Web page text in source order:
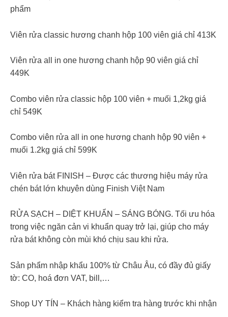
phẩm
Viên rửa classic hương chanh hộp 100 viên giá chỉ 413K
Viên rửa all in one hương chanh hộp 90 viên giá chỉ
449K
Combo viên rửa classic hộp 100 viên + muối 1,2kg giá
chỉ 549K
Combo viên rửa all in one hương chanh hộp 90 viên +
muối 1.2kg giá chỉ 599K
Viên rửa bát FINISH – Được các thương hiệu máy rửa
chén bát lớn khuyên dùng Finish Việt Nam
RỬA SẠCH – DIỆT KHUẨN – SÁNG BÓNG. Tối ưu hóa
trong việc ngăn cản vi khuẩn quay trở lại, giúp cho máy
rửa bát không còn mùi khó chịu sau khi rửa.
Sản phẩm nhập khẩu 100% từ Châu Âu, có đầy đủ giấy
tờ: CO, hoá đơn VAT, bill,…
Shop UY TÍN – Khách hàng kiểm tra hàng trước khi nhận